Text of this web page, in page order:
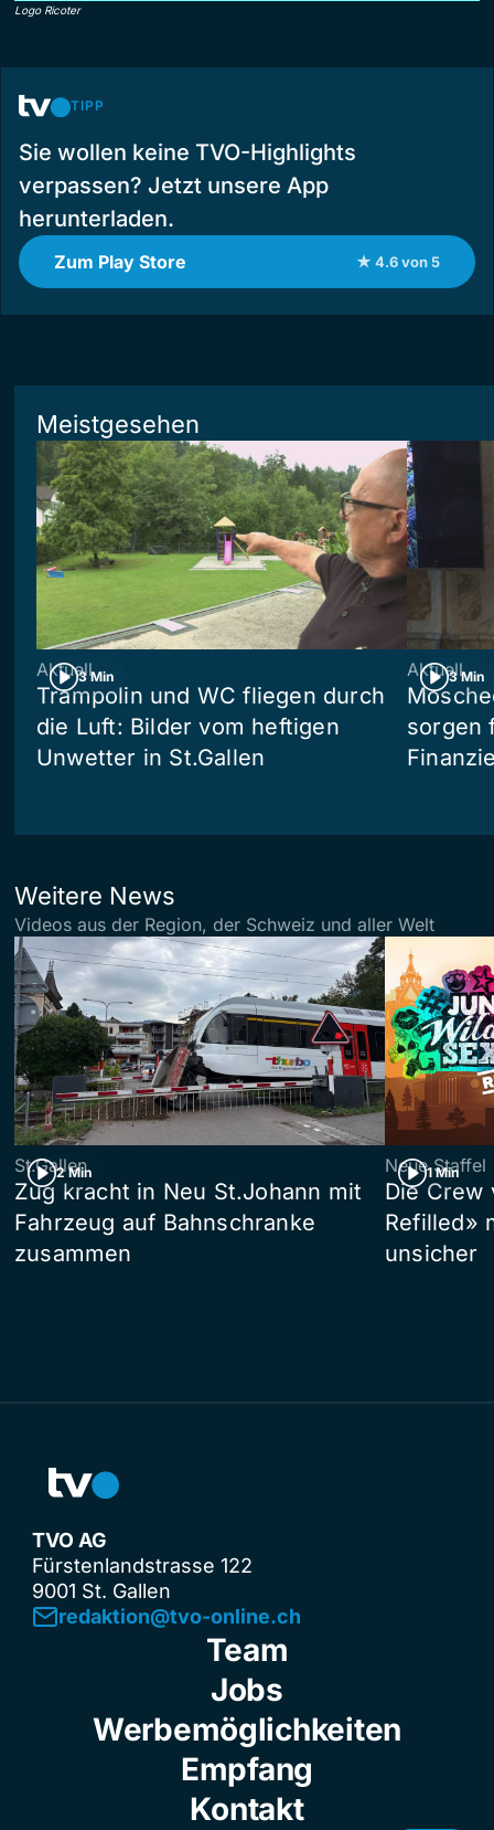
Logo Ricoter
TIPP
Sie wollen keine TVO-Highlights
verpassen? Jetzt unsere App
herunterladen.
Zum Play Store ★ 4.6 von 5
Meistgesehen
3 Min
Aktuell
Trampolin und WC fliegen durch
die Luft: Bilder vom heftigen
Unwetter in St.Gallen
3 Min
Aktuell
sorgen
Weitere News
Videos aus der Region, der Schweiz und aller Welt
2 Min
St.Gallen
Zug kracht in Neu St.Johann mit
Fahrzeug auf Bahnschranke
zusammen
1 Min
Neue Staffel
Die Crew
Refilled»
unsicher
TVO AG
Fürstenlandstrasse 122
9001 St. Gallen
redaktion@tvo-online.ch
Team
Jobs
Werbemöglichkeiten
Empfang
Kontakt